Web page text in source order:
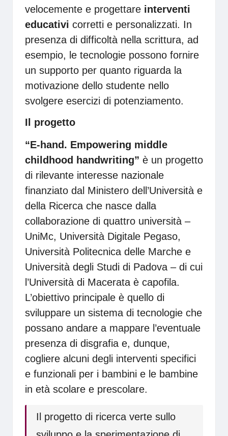
velocemente e progettare interventi
educativi corretti e personalizzati. In
presenza di difficoltà nella scrittura, ad
esempio, le tecnologie possono fornire
un supporto per quanto riguarda la
motivazione dello studente nello
svolgere esercizi di potenziamento.
Il progetto
“E-hand. Empowering middle
childhood handwriting” è un progetto
di rilevante interesse nazionale
finanziato dal Ministero dell’Università e
della Ricerca che nasce dalla
collaborazione di quattro università –
UniMc, Università Digitale Pegaso,
Università Politecnica delle Marche e
Università degli Studi di Padova – di cui
l’Università di Macerata è capofila.
L’obiettivo principale è quello di
sviluppare un sistema di tecnologie che
possano andare a mappare l’eventuale
presenza di disgrafia e, dunque,
cogliere alcuni degli interventi specifici
e funzionali per i bambini e le bambine
in età scolare e prescolare.
Il progetto di ricerca verte sullo